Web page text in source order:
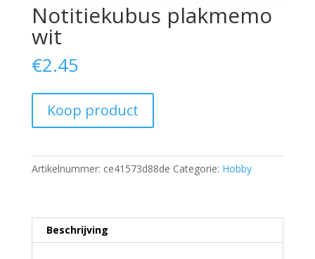
Notitiekubus plakmemo
wit
€2.45
Koop product
Artikelnummer: ce41573d88de Categorie: Hobby
Beschrijving